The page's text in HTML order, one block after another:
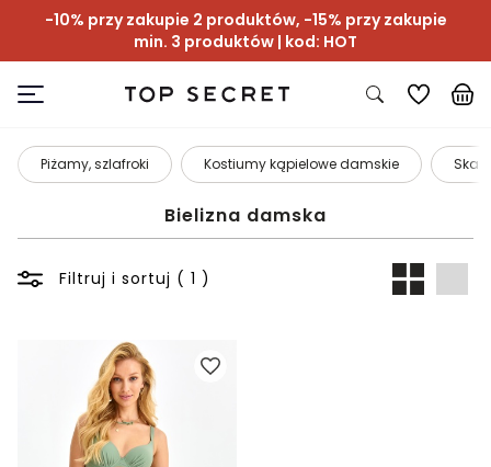
-10% przy zakupie 2 produktów, -15% przy zakupie
min. 3 produktów | kod: HOT
Piżamy, szlafroki Kostiumy kąpielowe damskie
Bielizna damska
Filtruj i sortuj ( 1 )